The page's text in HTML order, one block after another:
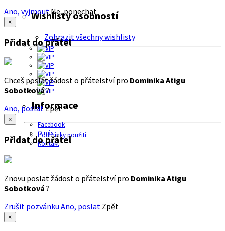
Wishlisty osobností
Zobrazit všechny wishlisty
Informace
Facebook
O nás
Podmínky použití
Kontakt
Ano, vyjmout Ne, ponechat
×
Přidat do přátel
Chceš poslat žádost o přátelství pro Dominika Atigu
Sobotková?
Ano, poslatZpět
×
Přidat do přátel
Znovu poslat žádost o přátelství pro Dominika Atigu
Sobotková ?
Zrušit pozvánku Ano, poslat Zpět
×